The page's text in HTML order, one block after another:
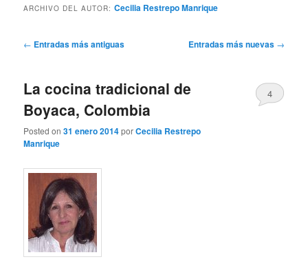
ARCHIVO DEL AUTOR:Cecilia Restrepo Manrique
Navegación
← Entradas más antiguas Entradas más nuevas →
La cocina tradicional de
Boyaca, Colombia
Posted on31 enero 2014porCecilia Restrepo
Manrique
4